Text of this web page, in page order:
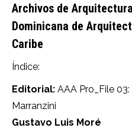
Archivos de
Dominicana de
Caribe
Índice:
Editorial: AAA Pro_File
Marranzini
Gustavo Luis Moré